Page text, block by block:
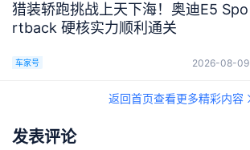
猎装轿跑挑战上天下海！奥迪E5 Spo
rtback 硬核实力顺利通关
2026-08-09
车家号
返回首页查看更多精彩内容
发表评论